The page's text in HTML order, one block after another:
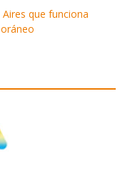
que funciona